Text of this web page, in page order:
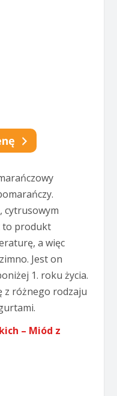
cytrusowym
to produkt
a więc
Jest on
1. roku życia.
z różnego rodzaju
– Miód z